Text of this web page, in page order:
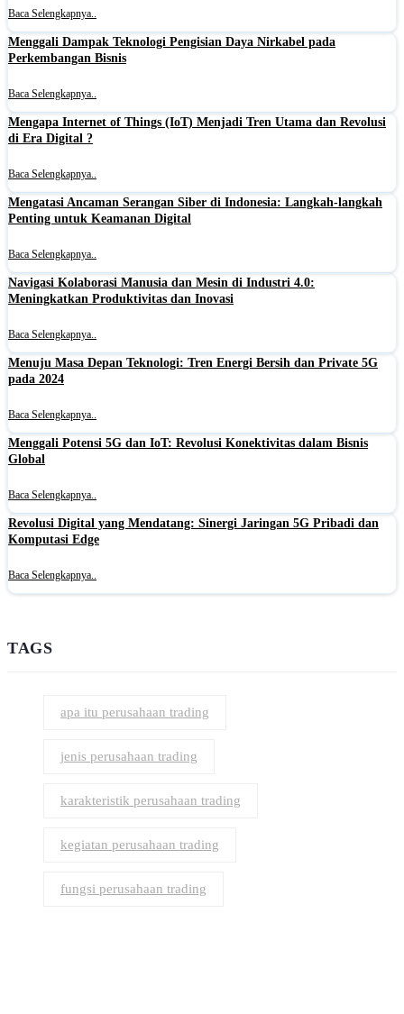
Baca Selengkapnya..
Menggali Dampak Teknologi Pengisian Daya Nirkabel pada
Perkembangan Bisnis
Baca Selengkapnya..
Mengapa Internet of Things (IoT) Menjadi Tren Utama dan Revolusi
di Era Digital ?
Baca Selengkapnya..
Mengatasi Ancaman Serangan Siber di Indonesia: Langkah-langkah
Penting untuk Keamanan Digital
Baca Selengkapnya..
Navigasi Kolaborasi Manusia dan Mesin di Industri 4.0:
Meningkatkan Produktivitas dan Inovasi
Baca Selengkapnya..
Menuju Masa Depan Teknologi: Tren Energi Bersih dan Private 5G
pada 2024
Baca Selengkapnya..
Menggali Potensi 5G dan IoT: Revolusi Konektivitas dalam Bisnis
Global
Baca Selengkapnya..
Revolusi Digital yang Mendatang: Sinergi Jaringan 5G Pribadi dan
Komputasi Edge
Baca Selengkapnya..
TAGS
apa itu perusahaan trading
jenis perusahaan trading
karakteristik perusahaan trading
kegiatan perusahaan trading
fungsi perusahaan trading